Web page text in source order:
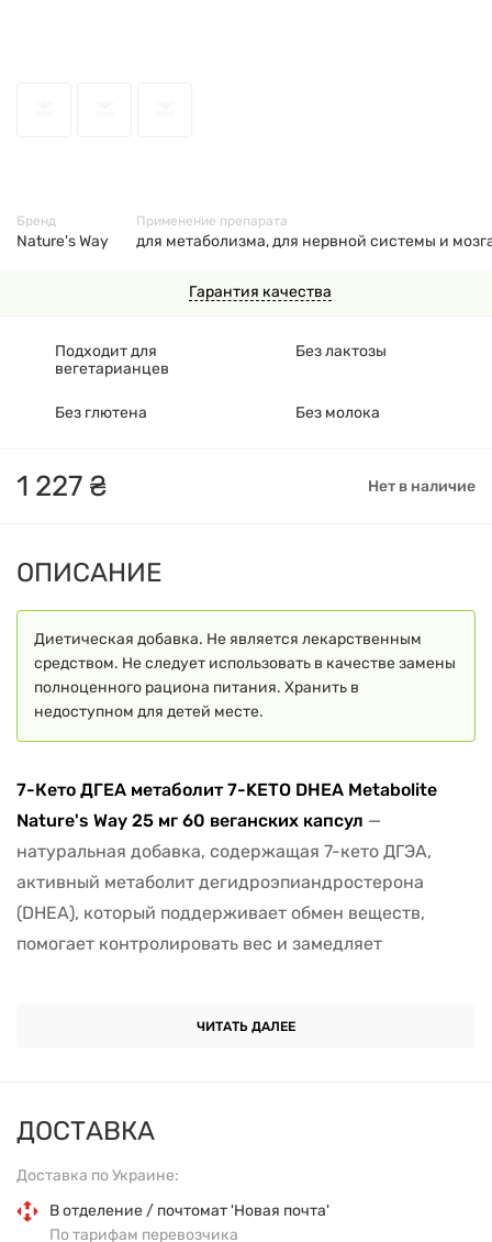
Гарантия качества
1 227 ₴ Нет в наличие
Подходит для
вегетарианцев
Без лактозы
Без глютена Без молока
ДОСТАВКА
Доставка по Украине:
В отделение / почтомат 'Новая почта'
По тарифам перевозчика
Бренд
Nature's Way
Применение препарата
для метаболизма, для нервной системы и
ОПИСАНИЕ
Диетическая добавка. Не является лекарственным
средством. Не следует использовать в качестве замены
полноценного рациона питания. Хранить в
недоступном для детей месте.
7-Кето ДГЕА метаболит 7-KETO DHEA Metabolite
Nature's Way 25 мг 60 веганских капсул —
натуральная добавка, содержащая 7-кето ДГЭА,
активный метаболит дегидроэпиандростерона
(DHEA), который поддерживает обмен веществ,
помогает контролировать вес и замедляет
— это естественное производное
снижается. В отличие от обычного DHEA, 7-Кето не
превращается в эстрогены или тестостерон, а
работает через другие механизмы, влияя на
скорость метаболизма.
ЧИТАТЬ ДАЛЕЕ